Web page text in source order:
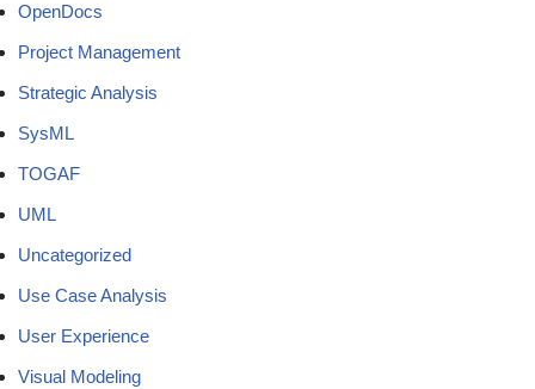
OpenDocs
Project Management
Strategic Analysis
SysML
TOGAF
UML
Uncategorized
Use Case Analysis
User Experience
Visual Modeling